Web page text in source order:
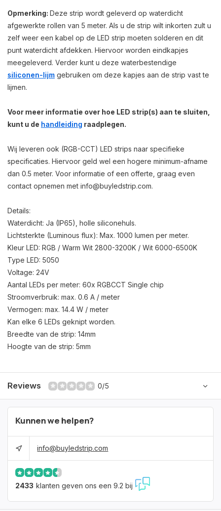
Opmerking: Deze strip wordt geleverd op waterdicht
afgewerkte rollen van 5 meter. Als u de strip wilt inkorten zult u
zelf weer een kabel op de LED strip moeten solderen en dit
punt waterdicht afdekken. Hiervoor worden eindkapjes
meegeleverd. Verder kunt u deze waterbestendige
siliconen-lijm gebruiken om deze kapjes aan de strip vast te
lijmen.
Voor meer informatie over hoe LED strip(s) aan te sluiten,
kunt u de handleiding raadplegen.
Wij leveren ook (RGB-CCT) LED strips naar specifieke
specificaties. Hiervoor geld wel een hogere minimum-afname
dan 0.5 meter. Voor informatie of een offerte, graag even
contact opnemen met info@buyledstrip.com.
Details:
Waterdicht: Ja (IP65), holle siliconehuls.
Lichtsterkte (Luminous flux): Max. 1000 lumen per meter.
Kleur LED: RGB / Warm Wit 2800-3200K / Wit 6000-6500K
Type LED: 5050
Voltage: 24V
Aantal LEDs per meter: 60x RGBCCT Single chip
Stroomverbruik: max. 0.6 A / meter
Vermogen: max. 14.4 W / meter
Kan elke 6 LEDs geknipt worden.
Breedte van de strip: 14mm
Hoogte van de strip: 5mm
Reviews 0/5
Kunnen we helpen?
info@buyledstrip.com
2433 klanten geven ons een 9.2 bij